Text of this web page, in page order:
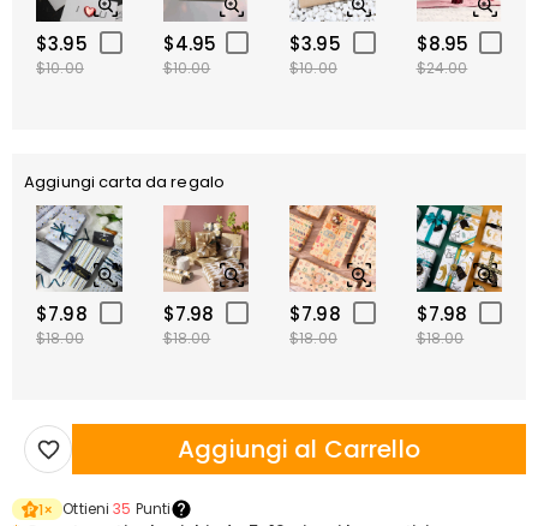
$3.95
$10.00
$4.95
$10.00
$3.95
$10.00
$8.95
$24.00
Aggiungi carta da regalo
$7.98
$18.00
$7.98
$18.00
$7.98
$18.00
$7.98
$18.00
Aggiungi al Carrello
1× Ottieni35 Punti